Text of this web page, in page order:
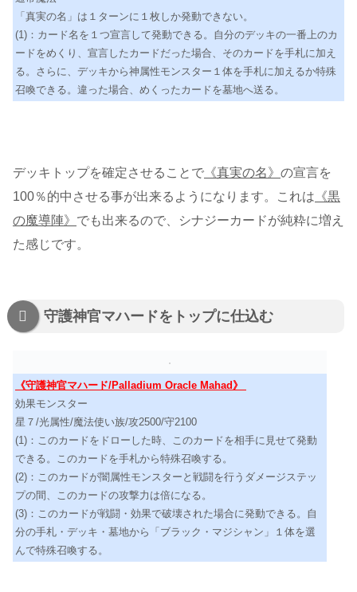
「真実の名」は１ターンに１枚しか発動できない。
(1)：カード名を１つ宣言して発動できる。自分のデッキの一番上のカ
ードをめくり、宣言したカードだった場合、そのカードを手札に加え
る。さらに、デッキから神属性モンスター１体を手札に加えるか特殊
召喚できる。違った場合、めくったカードを墓地へ送る。
デッキトップを確定させることで 《真実の名》 の宣言を
100％的中させる事が出来るようになります。これは 《黒
の魔導陣》 でも出来るので、シナジーカードが純粋に増え
た感じです。
守護神官マハードをトップに仕込む
《守護神官マハード/Palladium Oracle Mahad》
効果モンスター
星７/光属性/魔法使い族/攻2500/守2100
(1)：このカードをドローした時、このカードを相手に見せて発動
できる。このカードを手札から特殊召喚する。
(2)：このカードが闇属性モンスターと戦闘を行うダメージステッ
プの間、このカードの攻撃力は倍になる。
(3)：このカードが戦闘・効果で破壊された場合に発動できる。自
分の手札・デッキ・墓地から「ブラック・マジシャン」１体を選
んで特殊召喚する。